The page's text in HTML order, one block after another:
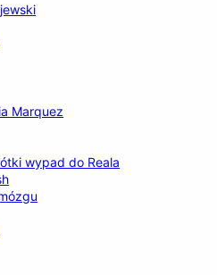
Marquez
wypad do Reala